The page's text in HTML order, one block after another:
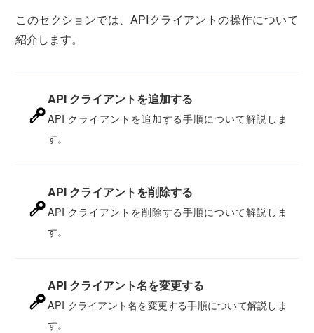
このセクションでは、APIクライアントの操作について
紹介します。
API クライアントを追加する
API クライアントを追加する手順について解説しま
す。
API クライアントを削除する
API クライアントを削除する手順について解説しま
す。
API クライアント名を変更する
API クライアント名を変更する手順について解説しま
す。